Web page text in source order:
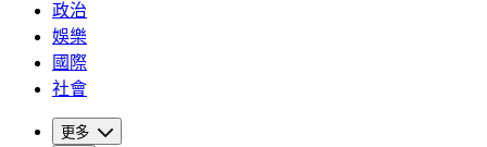
政治
娛樂
國際
社會
更多